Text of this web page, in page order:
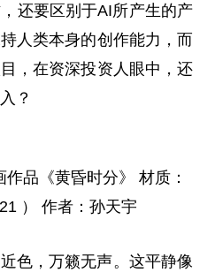
还要区别于AI所产生的产
人类本身的创作能力，而
，在资深投资人眼中，还
？
品《黄昏时分》 材质：
） 作者：孙天宇
色，万籁无声。这平静像